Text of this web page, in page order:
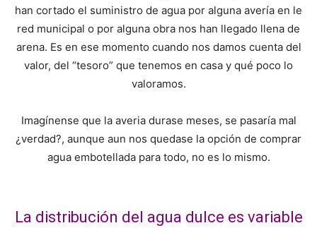
han cortado el suministro de agua por alguna avería en le
red municipal o por alguna obra nos han llegado llena de
arena. Es en ese momento cuando nos damos cuenta del
valor, del “tesoro” que tenemos en casa y qué poco lo
valoramos.
Imagínense que la averia durase meses, se pasaría mal
¿verdad?, aunque aun nos quedase la opción de comprar
agua embotellada para todo, no es lo mismo.
La distribución del agua dulce es variable